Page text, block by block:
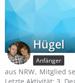
Hügel
Anfänger
aus NRW Mitglied